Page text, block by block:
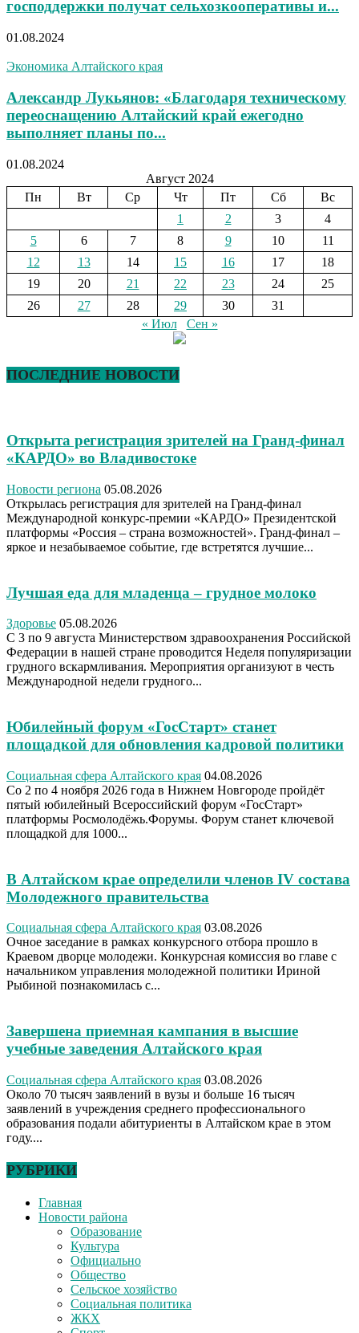
господдержки получат сельхозкооперативы и...
01.08.2024
Экономика Алтайского края
Александр Лукьянов: «Благодаря техническому
переоснащению Алтайский край ежегодно
выполняет планы по...
01.08.2024
Август 2024
Пн
Вт Ср Чт Пт Сб
Вс
1
2 3
4
5
6 7 8 9 10
11
12
13 14 15 16 17
18
19
20 21 22 23 24
25
26
27 28 29 30
31
« Июл
Сен »
ПОСЛЕДНИЕ НОВОСТИ
Открыта регистрация зрителей на Гранд-финал
«КАРДО» во Владивостоке
Новости региона 05.08.2026
Открылась регистрация для зрителей на Гранд-финал
Международной конкурс-премии «КАРДО» Президентской
платформы «Россия – страна возможностей». Гранд-финал –
яркое и незабываемое событие, где встретятся лучшие...
Лучшая еда для младенца – грудное молоко
Здоровье 05.08.2026
С 3 по 9 августа Министерством здравоохранения Российской
Федерации в нашей стране проводится Неделя популяризации
грудного вскармливания. Мероприятия организуют в честь
Международной недели грудного...
Юбилейный форум «ГосСтарт» станет
площадкой для обновления кадровой политики
Социальная сфера Алтайского края 04.08.2026
Со 2 по 4 ноября 2026 года в Нижнем Новгороде пройдёт
пятый юбилейный Всероссийский форум «ГосСтарт»
платформы Росмолодёжь.Форумы. Форум станет ключевой
площадкой для 1000...
В Алтайском крае определили членов IV состава
Молодежного правительства
Социальная сфера Алтайского края 03.08.2026
Очное заседание в рамках конкурсного отбора прошло в
Краевом дворце молодежи. Конкурсная комиссия во главе с
начальником управления молодежной политики Ириной
Рыбиной познакомилась с...
Завершена приемная кампания в высшие
учебные заведения Алтайского края
Социальная сфера Алтайского края 03.08.2026
Около 70 тысяч заявлений в вузы и больше 16 тысяч
заявлений в учреждения среднего профессионального
образования подали абитуриенты в Алтайском крае в этом
году....
РУБРИКИ
Главная
Новости района
Образование
Культура
Официально
Общество
Сельское хозяйство
Социальная политика
ЖКХ